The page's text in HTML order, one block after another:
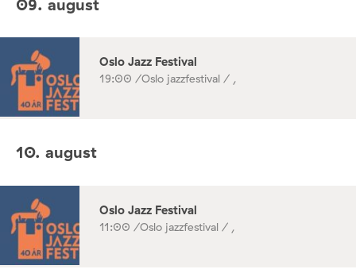
09. august
Oslo Jazz Festival
19:00 /Oslo jazzfestival / ,
10. august
Oslo Jazz Festival
11:00 /Oslo jazzfestival / ,